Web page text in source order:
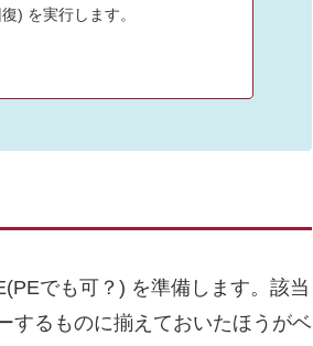
) を実行します。
でも可？) を準備します。該当
するものに揃えておいたほうがベ